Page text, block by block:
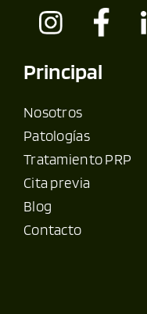
Principal
Nosotros
Patologías
Tratamiento PRP
Cita previa
Blog
Contacto